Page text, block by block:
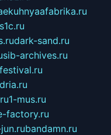
dark-sand.ru
sib-archives.ru
1-mus.ru
factory.ru
bandamn.ru